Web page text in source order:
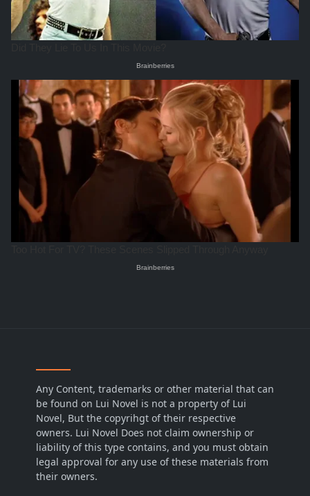
Any Content, trademarks or other material that can
be found on Lui Novel is not a property of Lui
Novel, But the copyrihgt of their respective
owners. Lui Novel Does not claim ownership or
liability of this type contains, and you must obtain
legal approval for any use of these materials from
their owners.